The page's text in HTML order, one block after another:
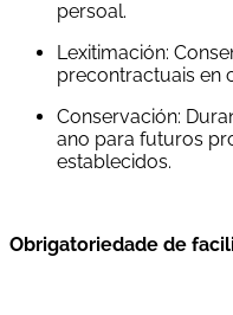
persoal.
Lexitimación:
precontractuais en
Conservación:
ano para futuros
establecidos.
Obrigatoriedade de